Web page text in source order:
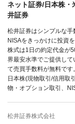
ネット証券/日本株・
井証券
松井証券はシンプルな
NISAをきっかけに投資
株式は1日の約定代金が
界最安水準でご提供し
て売買手数料が無料です。
日本株(現物取引/信用取
物・オプション取引、
松井証券株式会社